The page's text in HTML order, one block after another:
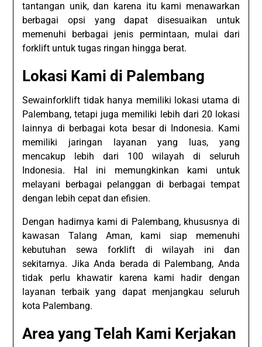
tantangan unik, dan karena itu kami menawarkan
berbagai opsi yang dapat disesuaikan untuk
memenuhi berbagai jenis permintaan, mulai dari
forklift untuk tugas ringan hingga berat.
Lokasi Kami di Palembang
Sewainforklift tidak hanya memiliki lokasi utama di
Palembang, tetapi juga memiliki lebih dari 20 lokasi
lainnya di berbagai kota besar di Indonesia. Kami
memiliki jaringan layanan yang luas, yang
mencakup lebih dari 100 wilayah di seluruh
Indonesia. Hal ini memungkinkan kami untuk
melayani berbagai pelanggan di berbagai tempat
dengan lebih cepat dan efisien.
Dengan hadirnya kami di Palembang, khususnya di
kawasan Talang Aman, kami siap memenuhi
kebutuhan sewa forklift di wilayah ini dan
sekitarnya. Jika Anda berada di Palembang, Anda
tidak perlu khawatir karena kami hadir dengan
layanan terbaik yang dapat menjangkau seluruh
kota Palembang.
Area yang Telah Kami Kerjakan